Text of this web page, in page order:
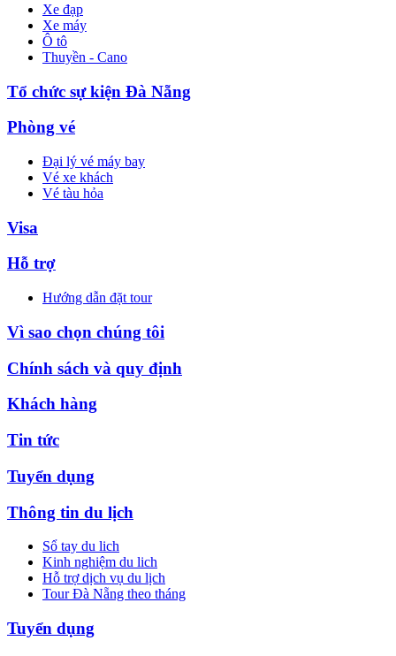
Xe đạp
Xe máy
Ô tô
Thuyền - Cano
Tổ chức sự kiện Đà Nẵng
Phòng vé
Đại lý vé máy bay
Vé xe khách
Vé tàu hỏa
Visa
Hỗ trợ
Hướng dẫn đặt tour
Vì sao chọn chúng tôi
Chính sách và quy định
Khách hàng
Tin tức
Tuyển dụng
Thông tin du lịch
Sổ tay du lich
Kinh nghiệm du lich
Hỗ trợ dịch vụ du lịch
Tour Đà Nẵng theo tháng
Tuyển dụng